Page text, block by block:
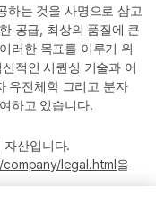
하는 것을 사명으로 삼고
공급, 최상의 품질에 큰
러한 목표를 이루기 위
적인 시퀀싱 기술과 어
유전체학 그리고 분자
하고 있습니다.
자산입니다.
legal.html을